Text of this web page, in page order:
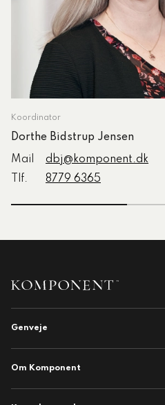
Koordinator
Dorthe Bidstrup Jensen
Mail
dbj@komponent.dk
Tlf.
8779 6365
Genveje
Om Komponent